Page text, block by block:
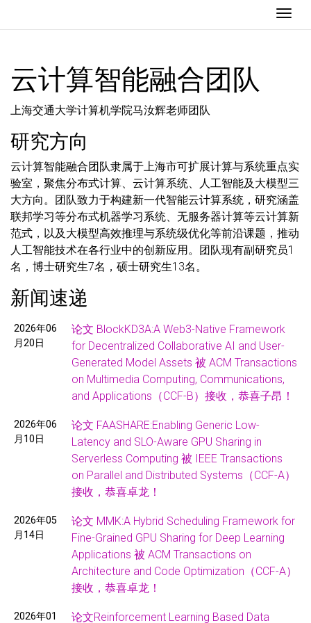
云计算智能融合团队
上海交通大学计算机学院马汝辉老师团队
研究方向
云计算智能融合团队隶属于上海市可扩展计算与系统重点实
验室，聚焦分布式计算、 云计算系统、 人工智能及大模型三
大方向。团队致力于构建新一代智能云计算系统，研究涵盖
联邦学习等分布式机器学习系统、无服务器计算等云计算新
范式，以及大模型高效推理与系统级优化等前沿课题，推动
人工智能技术在各行业中的创新应用。团队现有副研究员1
名，博士研究生7名，硕士研究生13名。
新闻速递
2026年06
月20日
论文 BlockKD3A:A Web3-Native Framework
for Decentralized Collaborative AI and User-
Generated Model Assets 被 ACM Transactions
on Multimedia Computing, Communications,
and Applications（CCF-B）接收，恭喜子昂！
2026年06
月10日
论文 FAASHARE:Enabling Generic Low-
Latency and SLO-Aware GPU Sharing in
Serverless Computing 被 IEEE Transactions
on Parallel and Distributed Systems（CCF-A）
接收，恭喜卓龙！
2026年05
月14日
论文 MMK:A Hybrid Scheduling Framework for
Fine-Grained GPU Sharing for Deep Learning
Applications 被 ACM Transactions on
Architecture and Code Optimization（CCF-A）
接收，恭喜卓龙！
2026年01 论文Reinforcement Learning Based Data